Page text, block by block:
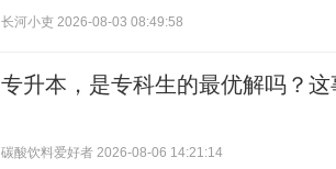
长河小吏 2026-08-03 08:49:58
专升本，是专科生的最优解吗？
碳酸饮料爱好者 2026-08-06 14:21:14